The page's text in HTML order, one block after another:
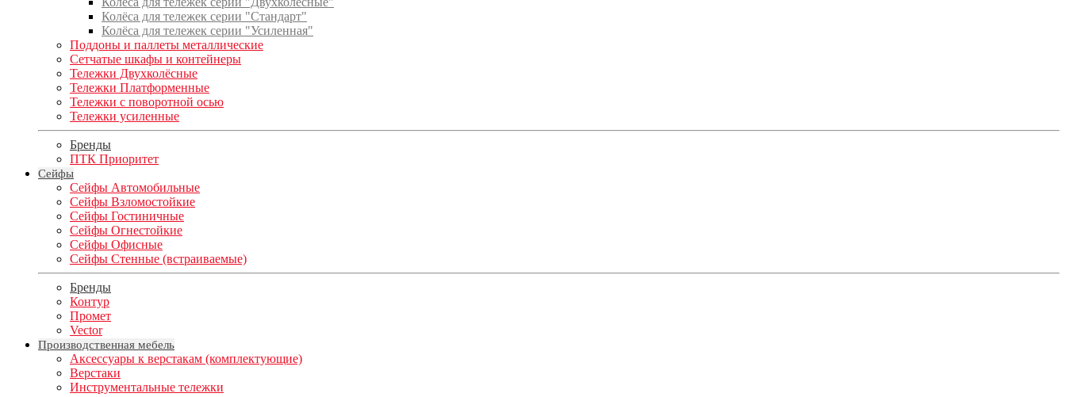
Колёса для тележек серии "Стандарт"
Колёса для тележек серии "Усиленная"
Поддоны и паллеты металлические
Сетчатые шкафы и контейнеры
Тележки Двухколёсные
Тележки Платформенные
Тележки с поворотной осью
Тележки усиленные
Бренды
ПТК Приоритет
Сейфы
Сейфы Автомобильные
Сейфы Взломостойкие
Сейфы Гостиничные
Сейфы Огнестойкие
Сейфы Офисные
Сейфы Стенные (встраиваемые)
Бренды
Контур
Промет
Vector
Производственная мебель
Аксессуары к верстакам (комплектующие)
Верстаки
Инструментальные тележки